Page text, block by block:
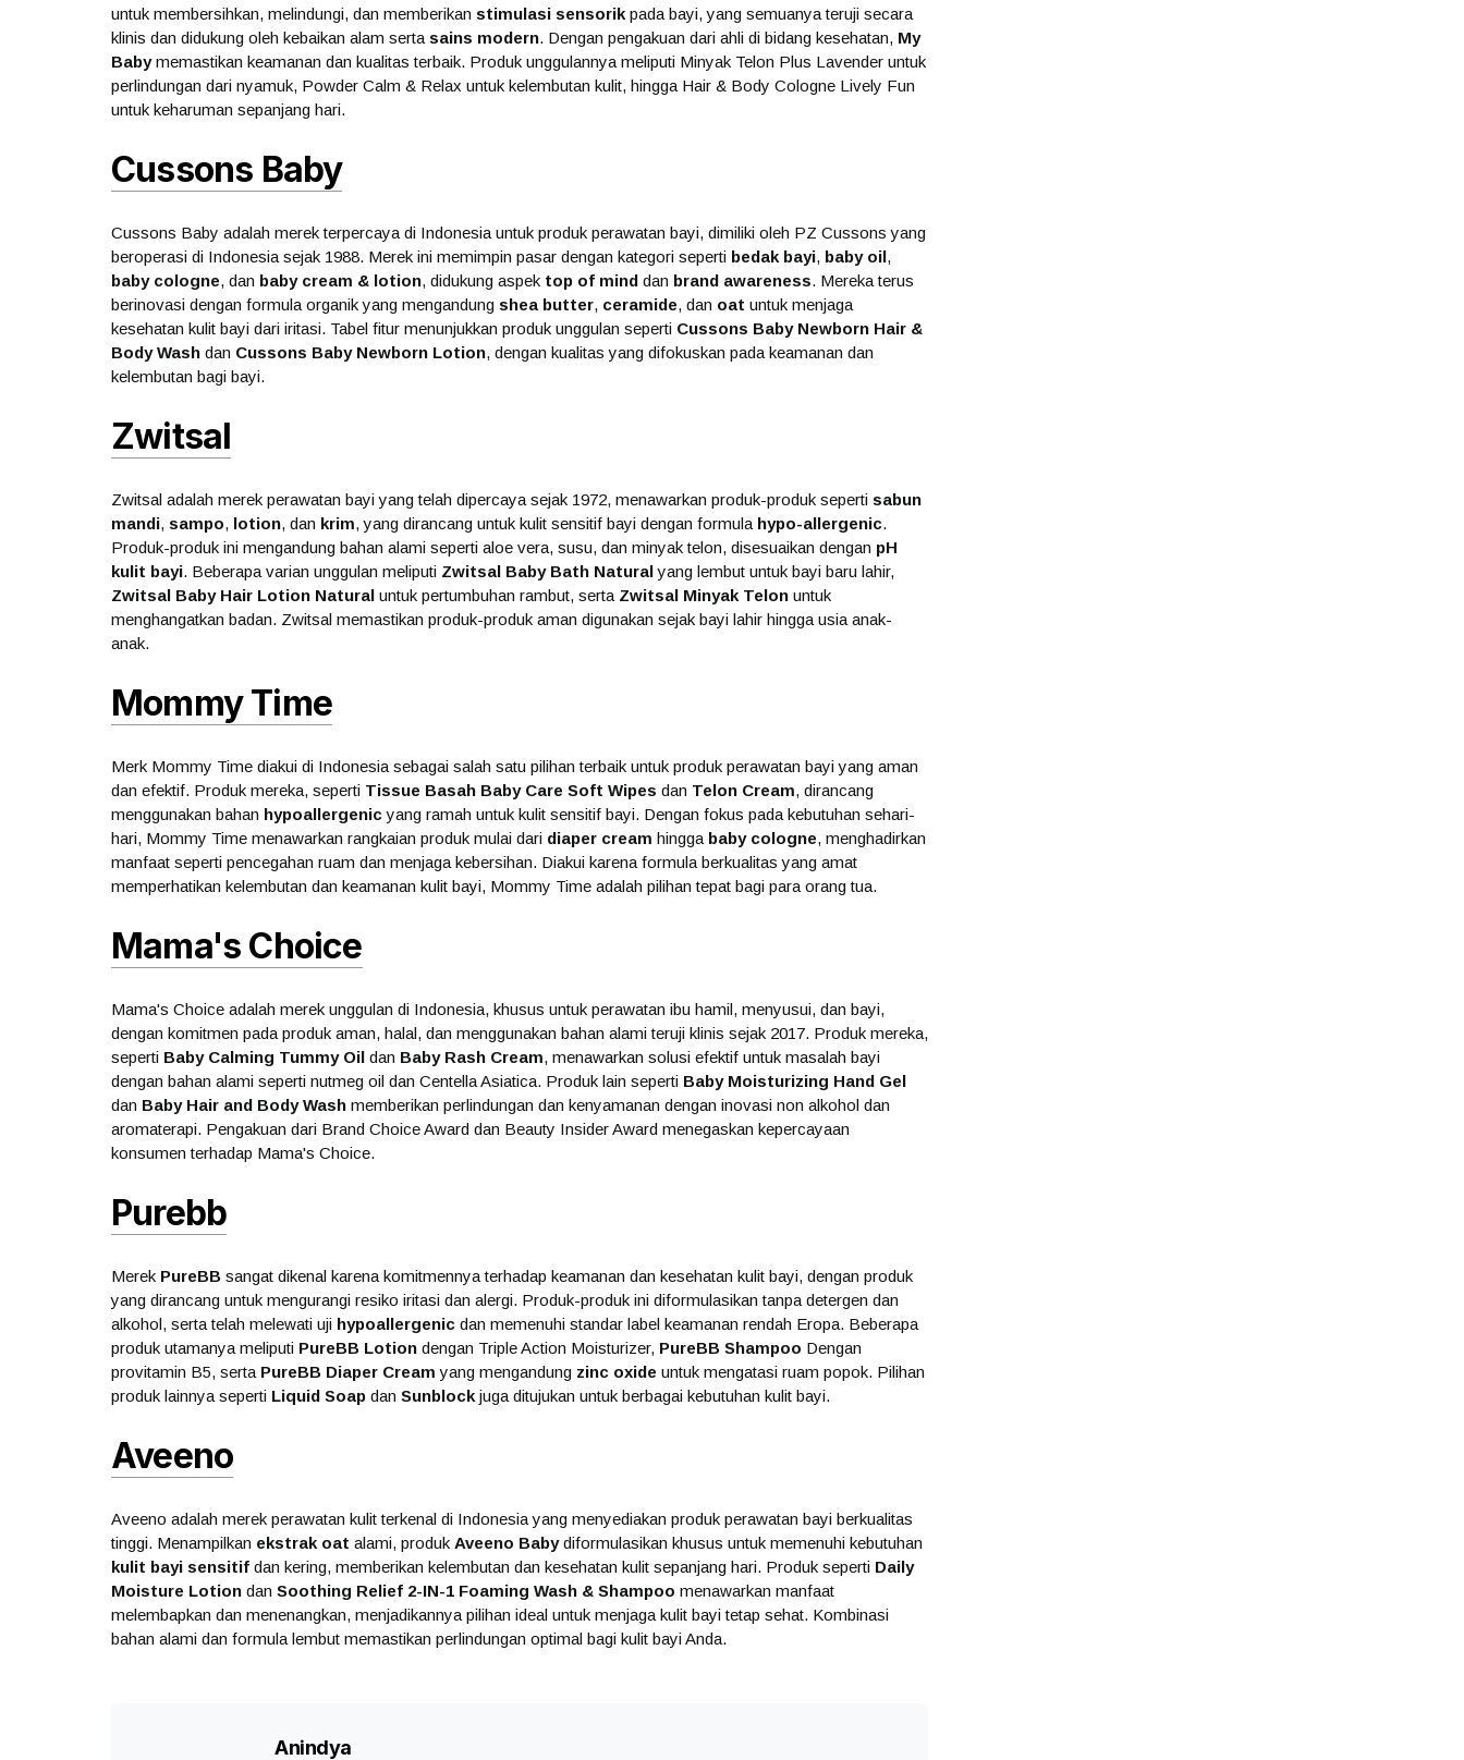
untuk membersihkan, melindungi, dan memberikan stimulasi sensorik pada bayi, yang semuanya teruji secara
klinis dan didukung oleh kebaikan alam serta sains modern. Dengan pengakuan dari ahli di bidang kesehatan, My
Babymemastikan keamanan dan kualitas terbaik. Produk unggulannya meliputi Minyak Telon Plus Lavender untuk
perlindungan dari nyamuk, Powder Calm & Relax untuk kelembutan kulit, hingga Hair & Body Cologne Lively Fun
untuk keharuman sepanjang hari.
Cussons Baby
Cussons Baby adalah merek terpercaya di Indonesia untuk produk perawatan bayi, dimiliki oleh PZ Cussons yang
beroperasi di Indonesia sejak 1988. Merek ini memimpin pasar dengan kategori seperti bedak bayi, baby oil,
baby cologne, dan baby cream & lotion, didukung aspek top of mind dan brand awareness. Mereka terus
berinovasi dengan formula organik yang mengandung shea butter, ceramide, dan oat untuk menjaga
kesehatan kulit bayi dari iritasi. Tabel fitur menunjukkan produk unggulan seperti Cussons Baby Newborn Hair &
Body Wash dan Cussons Baby Newborn Lotion, dengan kualitas yang difokuskan pada keamanan dan
kelembutan bagi bayi.
Zwitsal
Zwitsal adalah merek perawatan bayi yang telah dipercaya sejak 1972, menawarkan produk-produk seperti sabun
mandi, sampo, lotion, dan krim, yang dirancang untuk kulit sensitif bayi dengan formula hypo-allergenic.
Produk-produk ini mengandung bahan alami seperti aloe vera, susu, dan minyak telon, disesuaikan dengan pH
kulit bayi. Beberapa varian unggulan meliputi Zwitsal Baby Bath Naturalyang lembut untuk bayi baru lahir,
Zwitsal Baby Hair Lotion Natural untuk pertumbuhan rambut, serta Zwitsal Minyak Telon untuk
menghangatkan badan. Zwitsal memastikan produk-produk aman digunakan sejak bayi lahir hingga usia anak-
anak.
Mommy Time
Merk Mommy Time diakui di Indonesia sebagai salah satu pilihan terbaik untuk produk perawatan bayi yang aman
dan efektif. Produk mereka, seperti Tissue Basah Baby Care Soft Wipes dan Telon Cream, dirancang
menggunakan bahan hypoallergenicyang ramah untuk kulit sensitif bayi. Dengan fokus pada kebutuhan sehari-
hari, Mommy Time menawarkan rangkaian produk mulai dari diaper cream hingga baby cologne, menghadirkan
manfaat seperti pencegahan ruam dan menjaga kebersihan. Diakui karena formula berkualitas yang amat
memperhatikan kelembutan dan keamanan kulit bayi, Mommy Time adalah pilihan tepat bagi para orang tua.
Mama's Choice
Mama's Choice adalah merek unggulan di Indonesia, khusus untuk perawatan ibu hamil, menyusui, dan bayi,
dengan komitmen pada produk aman, halal, dan menggunakan bahan alami teruji klinis sejak 2017. Produk mereka,
seperti Baby Calming Tummy Oil dan Baby Rash Cream, menawarkan solusi efektif untuk masalah bayi
dengan bahan alami seperti nutmeg oil dan Centella Asiatica. Produk lain seperti Baby Moisturizing Hand Gel
dan Baby Hair and Body Wash memberikan perlindungan dan kenyamanan dengan inovasi non alkohol dan
aromaterapi. Pengakuan dari Brand Choice Award dan Beauty Insider Award menegaskan kepercayaan
konsumen terhadap Mama's Choice.
Purebb
Merek PureBB sangat dikenal karena komitmennya terhadap keamanan dan kesehatan kulit bayi, dengan produk
yang dirancang untuk mengurangi resiko iritasi dan alergi. Produk-produk ini diformulasikan tanpa detergen dan
alkohol, serta telah melewati uji hypoallergenic dan memenuhi standar label keamanan rendah Eropa. Beberapa
produk utamanya meliputi PureBB Lotion dengan Triple Action Moisturizer, PureBB Shampoo Dengan
provitamin B5, serta PureBB Diaper Cream yang mengandung zinc oxide untuk mengatasi ruam popok. Pilihan
produk lainnya seperti Liquid Soap dan Sunblock juga ditujukan untuk berbagai kebutuhan kulit bayi.
Aveeno
Aveeno adalah merek perawatan kulit terkenal di Indonesia yang menyediakan produk perawatan bayi berkualitas
tinggi. Menampilkan ekstrak oat alami, produk Aveeno Babydiformulasikan khusus untuk memenuhi kebutuhan
kulit bayi sensitif dan kering, memberikan kelembutan dan kesehatan kulit sepanjang hari. Produk seperti Daily
Moisture Lotion dan Soothing Relief 2-IN-1 Foaming Wash & Shampoo menawarkan manfaat
melembapkan dan menenangkan, menjadikannya pilihan ideal untuk menjaga kulit bayi tetap sehat. Kombinasi
bahan alami dan formula lembut memastikan perlindungan optimal bagi kulit bayi Anda.
Anindya